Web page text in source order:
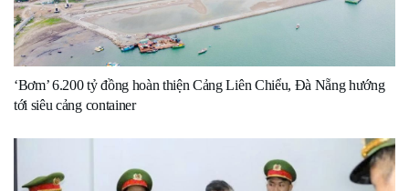
‘Bơm’ 6.200 tỷ đồng hoàn thiện Cảng Liên Chiểu, Đà Nẵng hướng
tới siêu cảng container